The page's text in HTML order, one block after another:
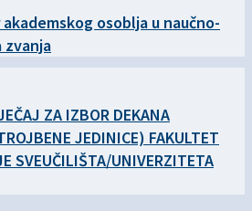
akademskog osoblja u naučno-
zvanja
ZA IZBOR DEKANA
JEDINICE) FAKULTET
SVEUČILIŠTA/UNIVERZITETA